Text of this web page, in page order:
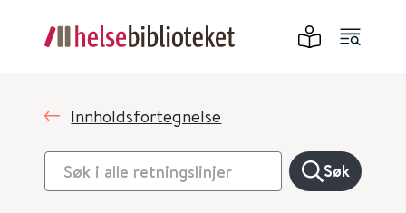
Innholdsfortegnelse
Søk